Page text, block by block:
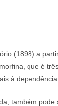
(1898) a
que é
à dependência.
também pode